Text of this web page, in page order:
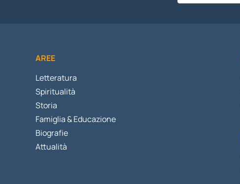
AREE
Letteratura
Spiritualità
Storia
Famiglia & Educazione
Biografie
Attualità